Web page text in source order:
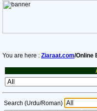
You are here : Ziaraat.com/Online
Search (Urdu/Roman)